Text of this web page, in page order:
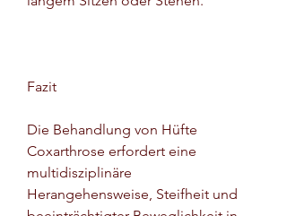
Fazit
Die Behandlung von Hüfte
Coxarthrose erfordert eine
multidisziplinäre
Herangehensweise, Steifheit und